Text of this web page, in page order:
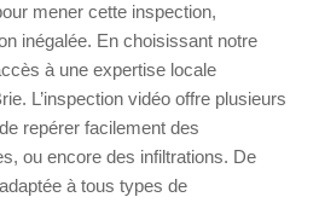
mener cette inspection,
inégalée. En choisissant notre
à une expertise locale
L’inspection vidéo offre plusieurs
repérer facilement des
ou encore des infiltrations. De
à tous types de